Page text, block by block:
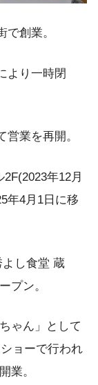
創業。
より一時閉
業を再開。
年12月
年4月1日に移
し食堂 蔵
プン。
ゃん」として
ョーで行われ
業。